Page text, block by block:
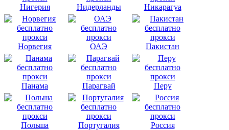
Нигерия Нидерланды Никарагуа
Норвегия ОАЭ Пакистан
Панама Парагвай Перу
Польша Португалия Россия